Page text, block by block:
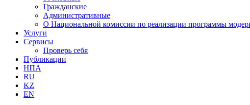
Гражданские
Административные
О Национальной комиссии по реализации программы
Услуги
Сервисы
Проверь себя
Публикации
НПА
RU
KZ
EN